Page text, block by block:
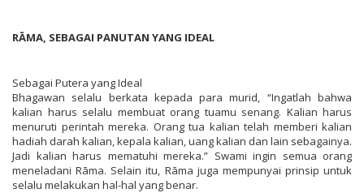
RĀMA, SEBAGAI PANUTAN YANG IDEAL
Sebagai Putera yang Ideal
Bhagawan selalu berkata kepada para murid, “Ingatlah bahwa
kalian harus selalu membuat orang tuamu senang. Kalian harus
menuruti perintah mereka. Orang tua kalian telah memberi kalian
hadiah darah kalian, kepala kalian, uang kalian dan lain sebagainya.
Jadi kalian harus mematuhi mereka.” Swami ingin semua orang
meneladani Rāma. Selain itu, Rāma juga mempunyai prinsip untuk
selalu melakukan hal-hal yang benar.